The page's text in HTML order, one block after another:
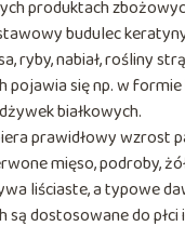
produktach
budulec
ryby, nabiał, rośliny
pojawia się np. w
białkowych.
prawidłowy wzrost
mięso, podroby,
liściaste, a typowe
są dostosowane do płci